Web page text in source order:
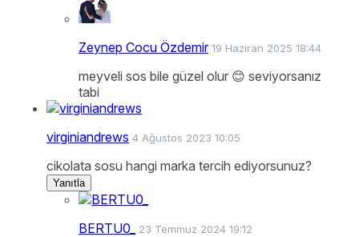
Zeynep Cocu Özdemir 19 Haziran 2025 18:44
meyveli sos bile güzel olur 😊 seviyorsanız
tabi
virginiandrews 4 Ağustos 2023 10:05
cikolata sosu hangi marka tercih ediyorsunuz?
Yanıtla
BERTU0_ 23 Temmuz 2024 19:12